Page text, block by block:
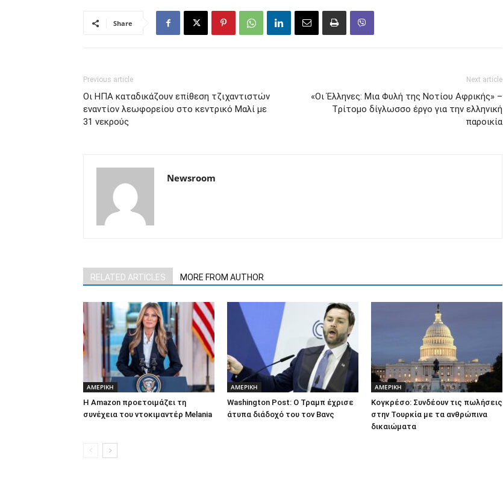
Share
Previous article
Οι ΗΠΑ καταδικάζουν επίθεση τζιχαντιστών
εναντίον λεωφορείου στο κεντρικό Μαλί με
31 νεκρούς
Next article
«Οι Έλληνες: Μια Φυλή της Νοτίου Αφρικής» –
Tρίτομο δίγλωσσο έργο για την ελληνική
παροικία
Newsroom
RELATED ARTICLES MORE FROM AUTHOR
ΑΜΕΡΙΚΗ
Η Amazon προετοιμάζει τη
συνέχεια του ντοκιμαντέρ Melania
ΑΜΕΡΙΚΗ
Washington Post: Ο Τραμπ έχρισε
άτυπα διάδοχό του τον Βανς
ΑΜΕΡΙΚΗ
Κογκρέσο: Συνδέουν τις πωλήσεις
στην Τουρκία με τα ανθρώπινα
δικαιώματα